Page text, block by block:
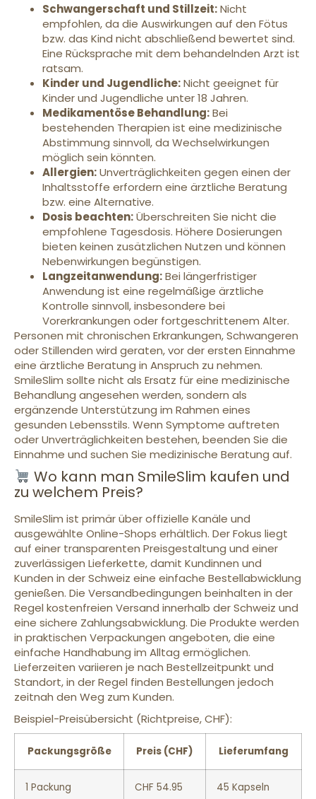
Schwangerschaft und Stillzeit:Nicht
empfohlen, da die Auswirkungen auf den Fötus
bzw. das Kind nicht abschließend bewertet sind.
Eine Rücksprache mit dem behandelnden Arzt ist
ratsam.
Kinder und Jugendliche:Nicht geeignet für
Kinder und Jugendliche unter 18 Jahren.
Medikamentöse Behandlung:Bei
bestehenden Therapien ist eine medizinische
Abstimmung sinnvoll, da Wechselwirkungen
möglich sein könnten.
Allergien:Unverträglichkeiten gegen einen der
Inhaltsstoffe erfordern eine ärztliche Beratung
bzw. eine Alternative.
Dosis beachten:Überschreiten Sie nicht die
empfohlene Tagesdosis. Höhere Dosierungen
bieten keinen zusätzlichen Nutzen und können
Nebenwirkungen begünstigen.
Langzeitanwendung:Bei längerfristiger
Anwendung ist eine regelmäßige ärztliche
Kontrolle sinnvoll, insbesondere bei
Vorerkrankungen oder fortgeschrittenem Alter.
Personen mit chronischen Erkrankungen, Schwangeren
oder Stillenden wird geraten, vor der ersten Einnahme
eine ärztliche Beratung in Anspruch zu nehmen.
SmileSlim sollte nicht als Ersatz für eine medizinische
Behandlung angesehen werden, sondern als
ergänzende Unterstützung im Rahmen eines
gesunden Lebensstils. Wenn Symptome auftreten
oder Unverträglichkeiten bestehen, beenden Sie die
Einnahme und suchen Sie medizinische Beratung auf.
Wo kann man SmileSlim kaufen und
zu welchem Preis?
SmileSlim ist primär über offizielle Kanäle und
ausgewählte Online-Shops erhältlich. Der Fokus liegt
auf einer transparenten Preisgestaltung und einer
zuverlässigen Lieferkette, damit Kundinnen und
Kunden in der Schweiz eine einfache Bestellabwicklung
genießen. Die Versandbedingungen beinhalten in der
Regel kostenfreien Versand innerhalb der Schweiz und
eine sichere Zahlungsabwicklung. Die Produkte werden
in praktischen Verpackungen angeboten, die eine
einfache Handhabung im Alltag ermöglichen.
Lieferzeiten variieren je nach Bestellzeitpunkt und
Standort, in der Regel finden Bestellungen jedoch
zeitnah den Weg zum Kunden.
Beispiel-Preisübersicht (Richtpreise, CHF):
Packungsgröße Preis (CHF) Lieferumfang
1 Packung CHF 54.95 45 Kapseln